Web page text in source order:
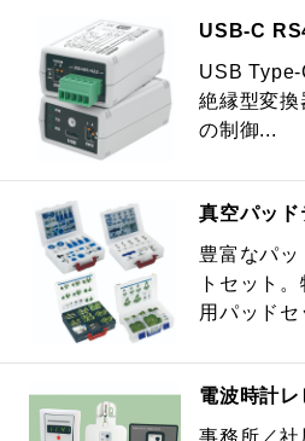
USB-C
USB Type-
絶縁型変
の制御...
真空パッド
豊富なパ
トセット
用パッド
電波時計レ
事務所／社